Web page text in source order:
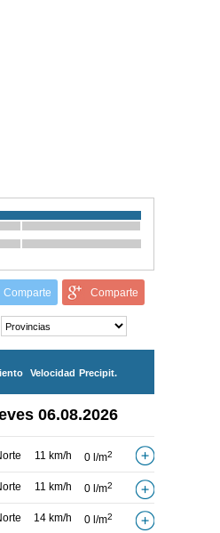
Comparte Comparte
Velocidad Precipit.
06.08.2026
11 km/h 0 l/m2
11 km/h 0 l/m2
14 km/h 0 l/m2